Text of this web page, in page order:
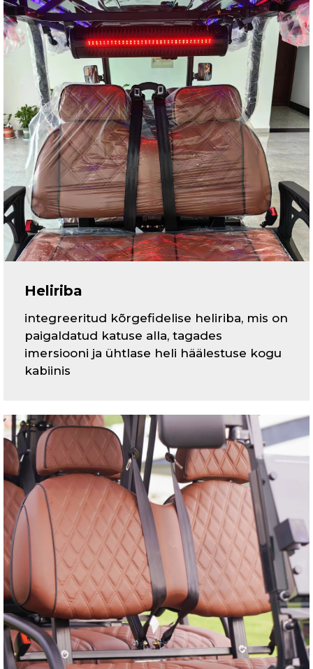
Heliriba
integreeritud kõrgefidelise heliriba, mis on
paigaldatud katuse alla, tagades
imersiooni ja ühtlase heli häälestuse kogu
kabiinis